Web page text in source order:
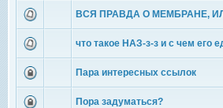
ВСЯ ПРАВДА О МЕМБРАНЕ,
что такое НАЗ-з-з и с чем его
Пара интересных ссылок
Пора задуматься?